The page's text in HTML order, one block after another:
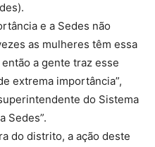
e a Sedes não
as mulheres têm essa
a gente traz esse
extrema importância”,
do Sistema
Sedes”.
do distrito, a ação deste